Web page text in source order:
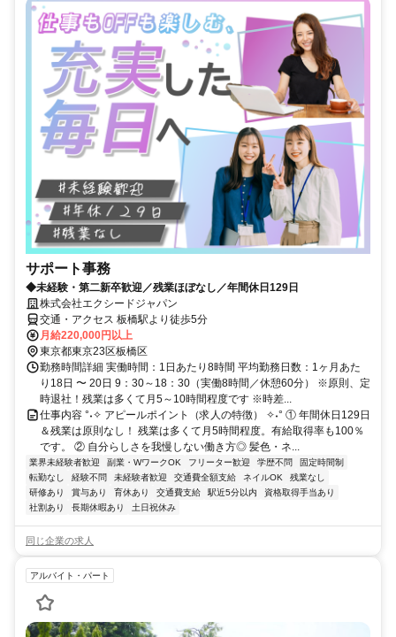
サポート事務
◆未経験・第二新卒歓迎／残業ほぼなし／年間休日129日
株式会社エクシードジャパン
交通・アクセス 板橋駅より徒歩5分
月給220,000円以上
東京都東京23区板橋区
勤務時間詳細 実働時間：1日あたり8時間 平均勤務日数：1ヶ月あた
り18日 〜 20日 9：30～18：30（実働8時間／休憩60分） ※原則、定
時退社！残業は多くて月5～10時間程度です ※時差...
仕事内容 °˖✧ アピールポイント（求人の特徴） ✧˖° ① 年間休日129日
＆残業は原則なし！ 残業は多くて月5時間程度。有給取得率も100％
です。 ② 自分らしさを我慢しない働き方◎ 髪色・ネ...
業界未経験者歓迎 副業・WワークOK フリーター歓迎 学歴不問
固定時間制
転勤なし
経験不問 未経験者歓迎 交通費全額支給 ネイルOK
残業なし
研修あり
賞与あり 育休あり 交通費支給 駅近5分以内
資格取得手当あり
社割あり
長期休暇あり 土日祝休み
同じ企業の求人
アルバイト・パート